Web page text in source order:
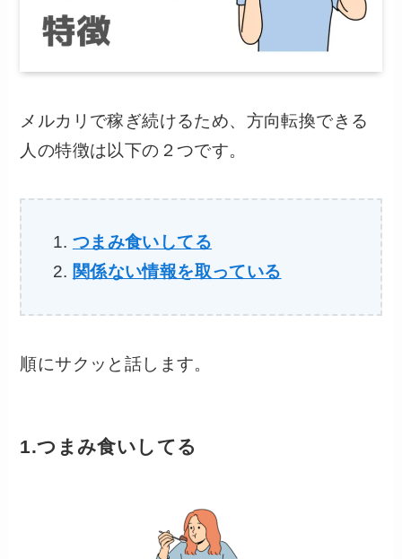
メルカリで稼ぎ続けるため、方向転換できる
人の特徴は以下の２つです。
つまみ食いしてる
関係ない情報を取っている
順にサクッと話します。
1.つまみ食いしてる